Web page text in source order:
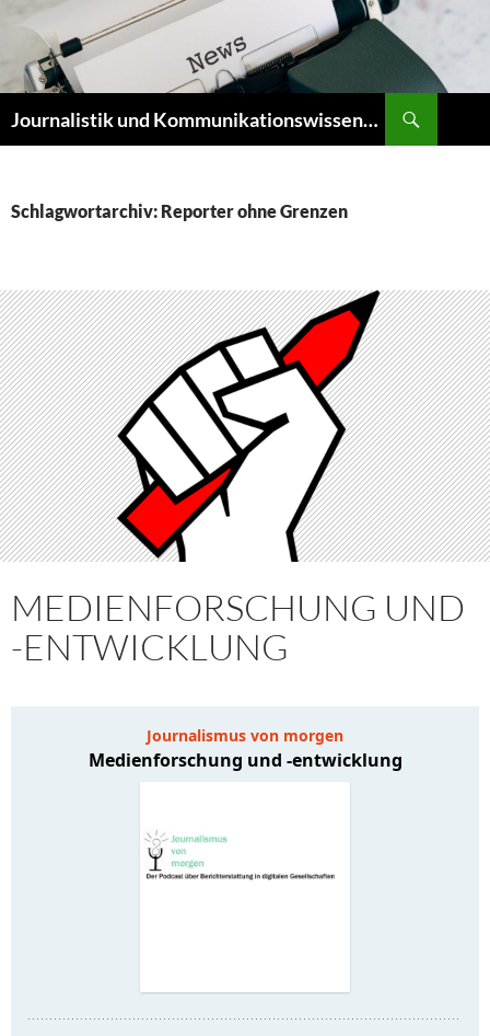
Zum
Inhalt
springen
Journalistik und Kommunikationswissenschaft
Schlagwortarchiv: Reporter ohne Grenzen
MEDIENFORSCHUNG UND
-ENTWICKLUNG